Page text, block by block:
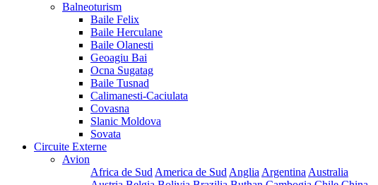
Balneoturism
Baile Felix
Baile Herculane
Baile Olanesti
Geoagiu Bai
Ocna Sugatag
Baile Tusnad
Calimanesti-Caciulata
Covasna
Slanic Moldova
Sovata
Circuite Externe
Avion
Africa de Sud America de Sud Anglia Argentina Australia